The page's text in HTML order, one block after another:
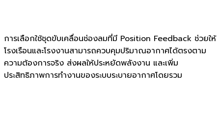
การเลือกใช้ชุดขับเคลื่อนช่องลมที่มี Position Feedback ช่วยให้
โรงเรือนและโรงงานสามารถควบคุมปริมาณอากาศได้ตรงตาม
ความต้องการจริง ส่งผลให้ประหยัดพลังงาน และเพิ่ม
ประสิทธิภาพการทำงานของระบบระบายอากาศโดยรวม